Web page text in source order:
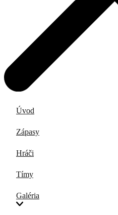
Úvod
Zápasy
Hráči
Tímy
Galéria